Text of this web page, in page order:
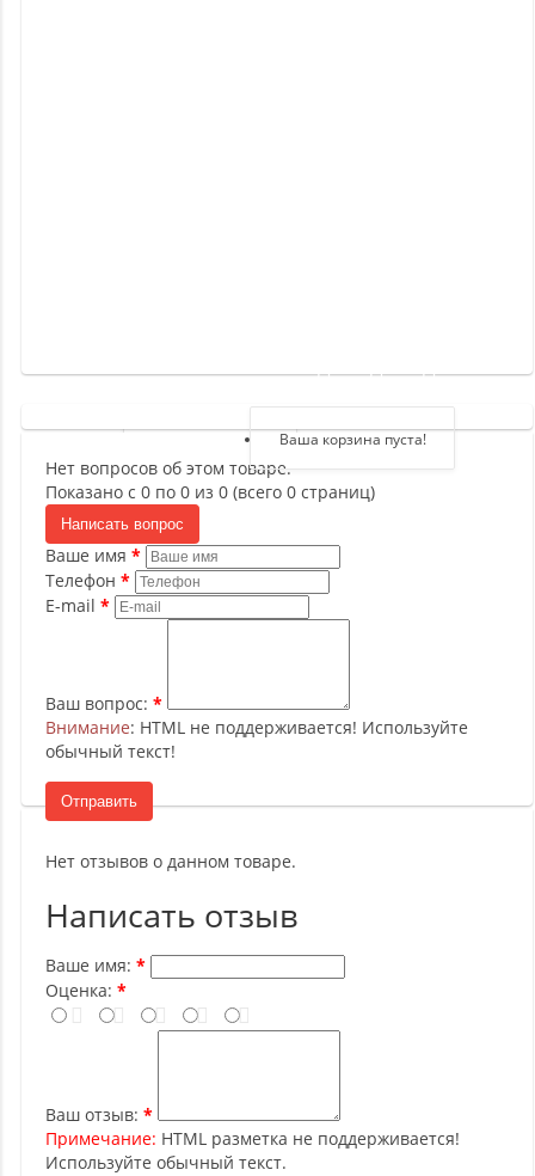
Регистрация
Авторизация
Ваша корзина пуста!
Нет вопросов об этом товаре.
Показано с 0 по 0 из 0 (всего 0 страниц)
Написать вопрос
Ваше имя
Телефон
E-mail
Ваш вопрос:
Внимание: HTML не поддерживается! Используйте
обычный текст!
Отправить
Нет отзывов о данном товаре.
Написать отзыв
Ваше имя:
Оценка:
Ваш отзыв:
Примечание: HTML разметка не поддерживается!
Используйте обычный текст.